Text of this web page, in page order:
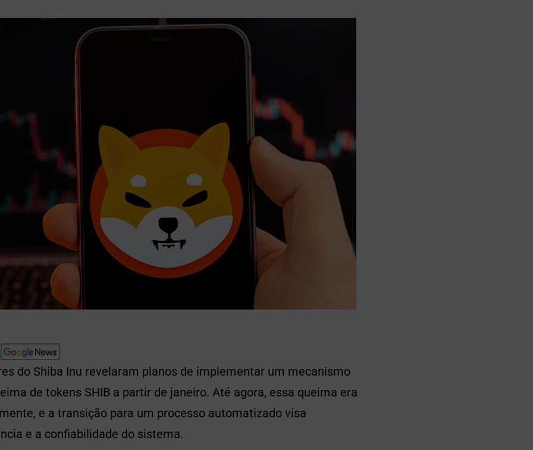
do Shiba Inu revelaram planos de implementar um mecanismo
de tokens SHIB a partir de janeiro. Até agora, essa queima era
e a transição para um processo automatizado visa
e a confiabilidade do sistema.